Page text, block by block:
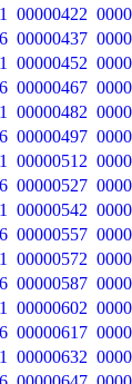
00000422
00000437
00000452
00000467
00000482
00000497
00000512
00000527
00000542
00000557
00000572
00000587
00000602
00000617
00000632